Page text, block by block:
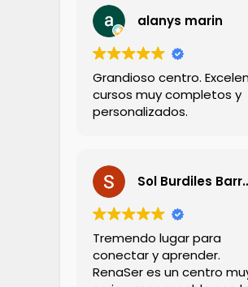
Lo recomiendo
alanys marin
Grandioso centro.
cursos muy completos y
personalizados.
Sol
Tremendo lugar para
conectar y aprender.
RenaSer es un centro